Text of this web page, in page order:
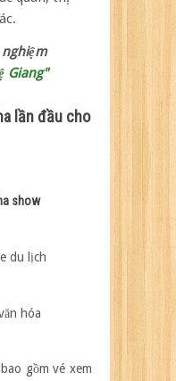
Giang"
lần đầu cho
show
du lịch
hóa
gồm vé xem